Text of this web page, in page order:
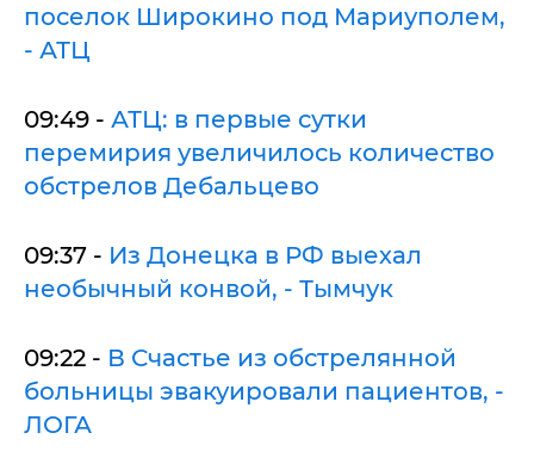
поселок Широкино под Мариуполем,
- АТЦ
09:49 - АТЦ: в первые сутки
перемирия увеличилось количество
обстрелов Дебальцево
09:37 - Из Донецка в РФ выехал
необычный конвой, - Тымчук
09:22 - В Счастье из обстрелянной
больницы эвакуировали пациентов, -
ЛОГА